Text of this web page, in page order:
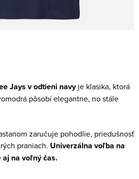
Jays v odtieni navyje klasika, ktorá
pôsobí elegantne, no stále
zaručuje pohodlie, priedušnosť
praniach. Univerzálna voľba na
aj na voľný čas.